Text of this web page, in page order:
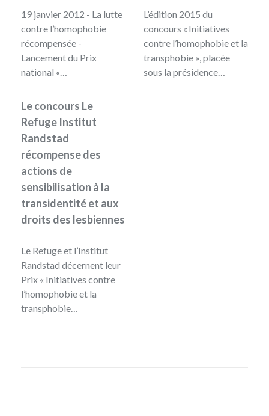
19 janvier 2012 - La lutte
contre l’homophobie
récompensée -
Lancement du Prix
national «…
L’édition 2015 du
concours « Initiatives
contre l’homophobie et la
transphobie », placée
sous la présidence…
Le concours Le
Refuge Institut
Randstad
récompense des
actions de
sensibilisation à la
transidentité et aux
droits des lesbiennes
Le Refuge et l’Institut
Randstad décernent leur
Prix « Initiatives contre
l’homophobie et la
transphobie…